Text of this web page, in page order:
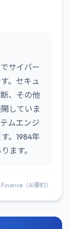
サイバー
。セキュ
、その他
していま
ムエンジ
。1984年
ます。
（AI要約）